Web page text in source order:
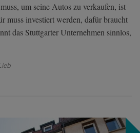
um seine Autos zu verkaufen, ist
muss investiert werden, dafür braucht
das Stuttgarter Unternehmen sinnlos,